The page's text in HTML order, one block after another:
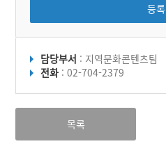
등록
담당부서 : 지역문화콘텐츠팀
전화 : 02-704-2379
목록